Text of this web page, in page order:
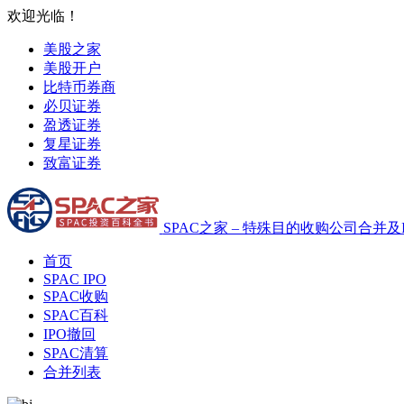
欢迎光临！
美股之家
美股开户
比特币券商
必贝证券
盈透证券
复星证券
致富证券
SPAC之家 – 特殊目的收购公司合并
首页
SPAC IPO
SPAC收购
SPAC百科
IPO撤回
SPAC清算
合并列表